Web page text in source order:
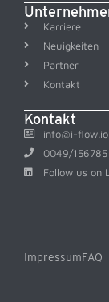
Karriere
Neuigkeiten
Partner
Kontakt
Kontakt
info@i-flow.io
0049/
Follow us on
ImpressumFAQ